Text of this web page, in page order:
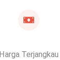
Harga Terjangkau